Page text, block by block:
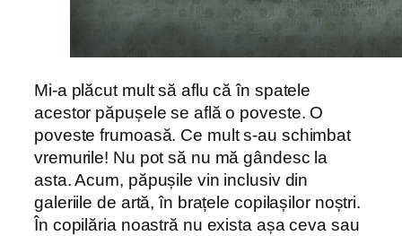
Mi-a plăcut mult să aflu că în spatele
acestor păpușele se află o poveste. O
poveste frumoasă. Ce mult s-au schimbat
vremurile! Nu pot să nu mă gândesc la
asta. Acum, păpușile vin inclusiv din
galeriile de artă, în brațele copilașilor noștri.
În copilăria noastră nu exista așa ceva sau